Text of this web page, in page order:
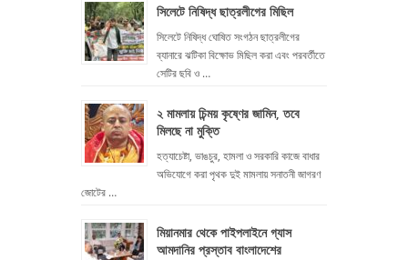
সিলেটে নিষিদ্ধ ছাত্রলীগের মিছিল
সিলেটে নিষিদ্ধ ঘোষিত সংগঠন ছাত্রলীগের
ব্যানারে ঝটিকা বিক্ষোভ মিছিল করা এবং পরবর্তীতে
সেটির ছবি ও …
২ মামলায় চিন্ময় কৃষ্ণের জামিন, তবে
মিলছে না মুক্তি
হত্যাচেষ্টা, ভাঙচুর, হামলা ও সরকারি কাজে বাধার
অভিযোগে করা পৃথক দুই মামলায় সনাতনী জাগরণ
জোটের …
মিয়ানমার থেকে পাইপলাইনে গ্যাস
আমদানির প্রস্তাব বাংলাদেশের